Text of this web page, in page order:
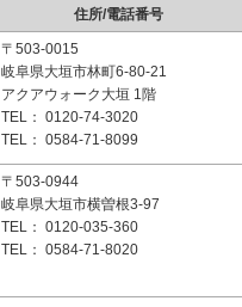
住所/電話番号
〒503-0015
岐阜県大垣市林町6-80-21
アクアウォーク大垣 1階
TEL： 0120-74-3020
TEL： 0584-71-8099
〒503-0944
岐阜県大垣市横曽根3-97
TEL： 0120-035-360
TEL： 0584-71-8020